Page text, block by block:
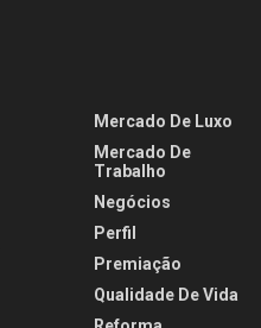
Mercado De Luxo
Mercado De
Trabalho
Negócios
Perfil
Premiação
Qualidade De Vida